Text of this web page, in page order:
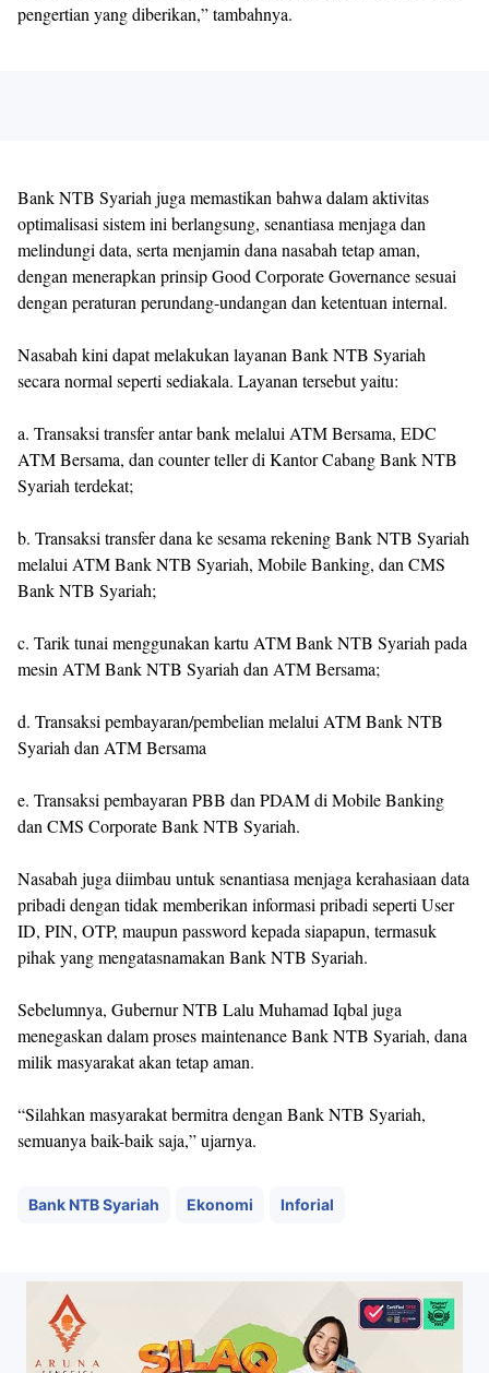
pengertian yang diberikan,” tambahnya.
Bank NTB Syariah juga memastikan bahwa dalam aktivitas
optimalisasi sistem ini berlangsung, senantiasa menjaga dan
melindungi data, serta menjamin dana nasabah tetap aman,
dengan menerapkan prinsip Good Corporate Governance sesuai
dengan peraturan perundang-undangan dan ketentuan internal.
Nasabah kini dapat melakukan layanan Bank NTB Syariah
secara normal seperti sediakala. Layanan tersebut yaitu:
a. Transaksi transfer antar bank melalui ATM Bersama, EDC
ATM Bersama, dan counter teller di Kantor Cabang Bank NTB
Syariah terdekat;
b. Transaksi transfer dana ke sesama rekening Bank NTB Syariah
melalui ATM Bank NTB Syariah, Mobile Banking, dan CMS
Bank NTB Syariah;
c. Tarik tunai menggunakan kartu ATM Bank NTB Syariah pada
mesin ATM Bank NTB Syariah dan ATM Bersama;
d. Transaksi pembayaran/pembelian melalui ATM Bank NTB
Syariah dan ATM Bersama
e. Transaksi pembayaran PBB dan PDAM di Mobile Banking
dan CMS Corporate Bank NTB Syariah.
Nasabah juga diimbau untuk senantiasa menjaga kerahasiaan data
pribadi dengan tidak memberikan informasi pribadi seperti User
ID, PIN, OTP, maupun password kepada siapapun, termasuk
pihak yang mengatasnamakan Bank NTB Syariah.
Sebelumnya, Gubernur NTB Lalu Muhamad Iqbal juga
menegaskan dalam proses maintenance Bank NTB Syariah, dana
milik masyarakat akan tetap aman.
“Silahkan masyarakat bermitra dengan Bank NTB Syariah,
semuanya baik-baik saja,” ujarnya.
Bank NTB Syariah Ekonomi Inforial